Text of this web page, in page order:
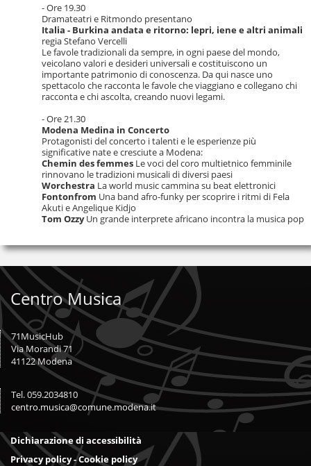
- Ore 19.30
Dramateatri e Ritmondo presentano
Italia - Burkina andata e ritorno: lepri, iene e altri animali
regia Stefano Vercelli
Le favole tradizionali da sempre, in ogni paese del mondo,
veicolano valori e desideri universali e costituiscono un
importante patrimonio di conoscenza. Da qui nasce uno
spettacolo che racconta le favole che viaggiano e collegano chi
racconta e chi ascolta, creando nuovi legami.
- Ore 21.30
Modena Medina in Concerto
Protagonisti del concerto i talenti e le esperienze più
significative nate e cresciute a Modena:
Chemin des femmes Le voci del coro multietnico femminile
rinnovano le tradizioni musicali di diversi paesi
Worchestra La world music cammina su beat elettronici
Fontonfrom Una band afro-funky per scoprire i ritmi di Fela
Akuti e Angelique Kidjo
Tom OzzyUn grande interprete africano incontra la musica pop
Centro Musica
71MusicHub
Via Morandi 71
41122 Modena
Tel. 059.2034810
centro.musica@comune.modena.it
Dichiarazione di accessibilità
Privacy policy - Cookie policy